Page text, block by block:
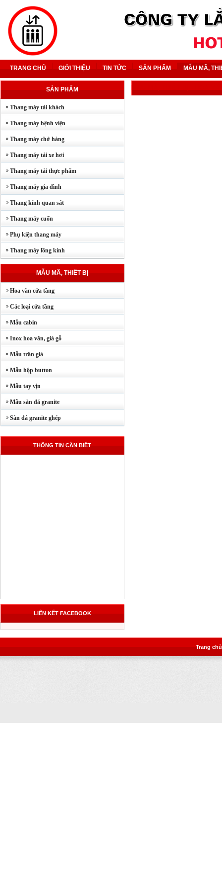
TRANG CHỦ GIỚI THIỆU TIN TỨC SẢN PHẨM MẪU MÃ,
SẢN PHẨM
Thang máy tải khách
Thang máy bệnh viện
Thang máy chở hàng
Thang máy tải xe hơi
Thang máy tải thực phẩm
Thang máy gia đình
Thang kính quan sát
Thang máy cuốn
Phụ kiện thang máy
Thang máy lồng kính
MẪU MÃ, THIẾT BỊ
Hoa văn cửa tầng
Các loại cửa tầng
Mẫu cabin
Inox hoa văn, giả gỗ
Mẫu trần giả
Mẫu hộp button
Mẫu tay vịn
Mẫu sàn đá granite
Sàn đá granite ghép
THÔNG TIN CẦN BIẾT
LIÊN KẾT FACEBOOK
Trang chủ